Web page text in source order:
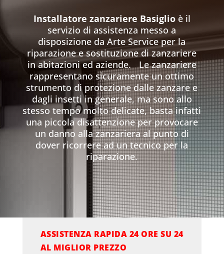
Installatore zanzariere Basiglioè il
servizio di assistenza messo a
disposizione da Arte Service per la
riparazione e sostituzione di zanzariere
in abitazioni ed aziende. Le zanzariere
rappresentano sicuramente un ottimo
strumento di protezione dalle zanzare e
dagli insetti in generale, ma sono allo
stesso tempo molto delicate, basta infatti
una piccola disattenzione per provocare
un danno alla zanzariera al punto di
dover ricorrere ad un tecnico per la
riparazione.
ASSISTENZA RAPIDA 24 ORE SU 24
AL MIGLIOR PREZZO